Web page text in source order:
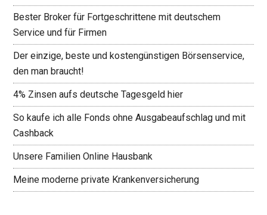
Bester Broker für Fortgeschrittene mit deutschem
Service und für Firmen
Der einzige, beste und kostengünstigen Börsenservice,
den man braucht!
4% Zinsen aufs deutsche Tagesgeld hier
So kaufe ich alle Fonds ohne Ausgabeaufschlag und mit
Cashback
Unsere Familien Online Hausbank
Meine moderne private Krankenversicherung